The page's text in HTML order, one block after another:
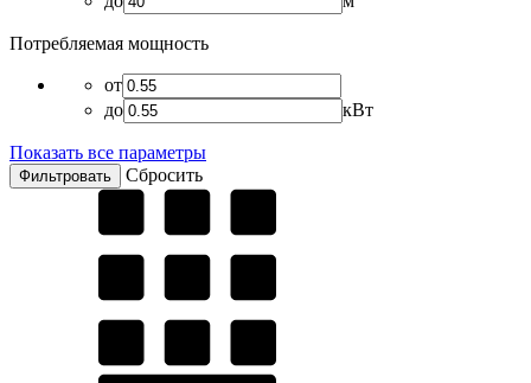
Потребляемая мощность
от
до
кВт
Показать все параметры
Сбросить